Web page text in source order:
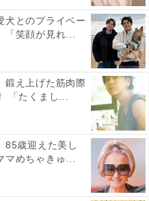
犬とのプライベー
「笑顔が見れ...
鍛え上げた筋肉際
「たくまし...
85歳迎えた美し
マめちゃきゅ...